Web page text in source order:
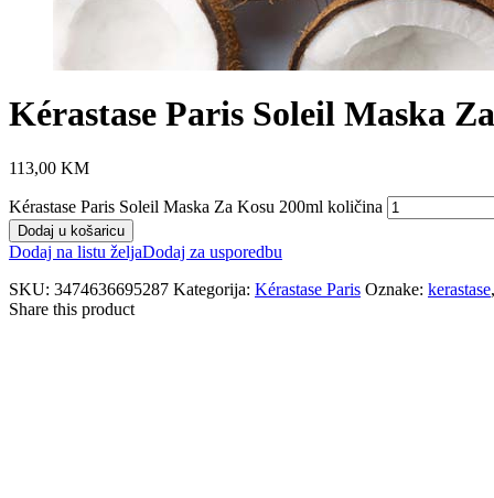
Kérastase Paris Soleil Maska
113,00 KM
Kérastase Paris Soleil Maska Za Kosu 200ml količina
Dodaj u košaricu
Dodaj na listu željaDodaj za usporedbu
SKU: 3474636695287 Kategorija: Kérastase Paris Oznake: kerastase
Share this product